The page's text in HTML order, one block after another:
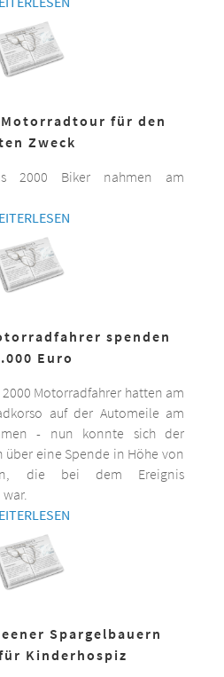
für den
Zweck
2000 Biker nahmen am
spenden
Euro
Motorradfahrer hatten am
auf der Automeile am
- nun konnte sich der
über eine Spende in Höhe von
die bei dem Ereignis
Spargelbauern
Kinderhospiz